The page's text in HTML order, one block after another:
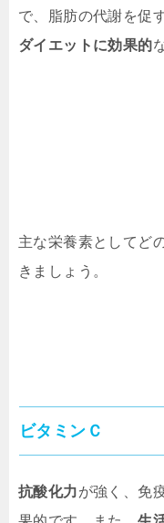
で、脂肪の代謝を促
ダイエットに効果的
主な栄養素としてど
きましょう。
ビタミンＣ
抗酸化力が強く、免